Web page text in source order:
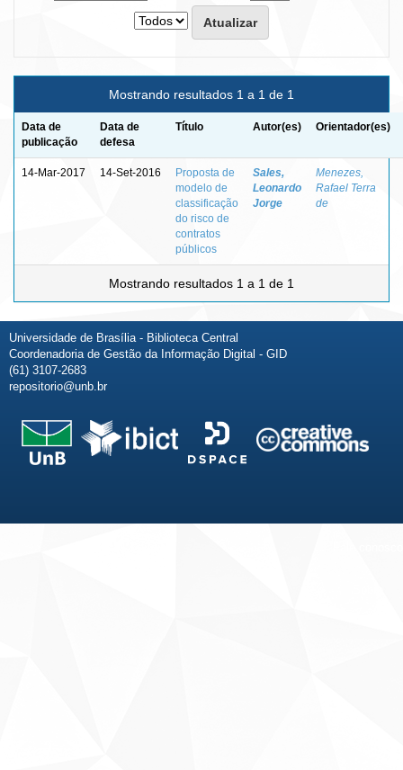
Mostrando resultados 1 a 1 de 1
Data de
publicação
Data de
defesa
Título Autor(es) Orientador(es)
14-Mar-2017 14-Set-2016
Proposta de
modelo de
classificação
do risco de
contratos
públicos
Sales,
Leonardo
Jorge
Menezes,
Rafael Terra
de
Mostrando resultados 1 a 1 de 1
Universidade de Brasília - Biblioteca Central
Coordenadoria de Gestão da Informação Digital - GID
(61) 3107-2683
repositorio@unb.br